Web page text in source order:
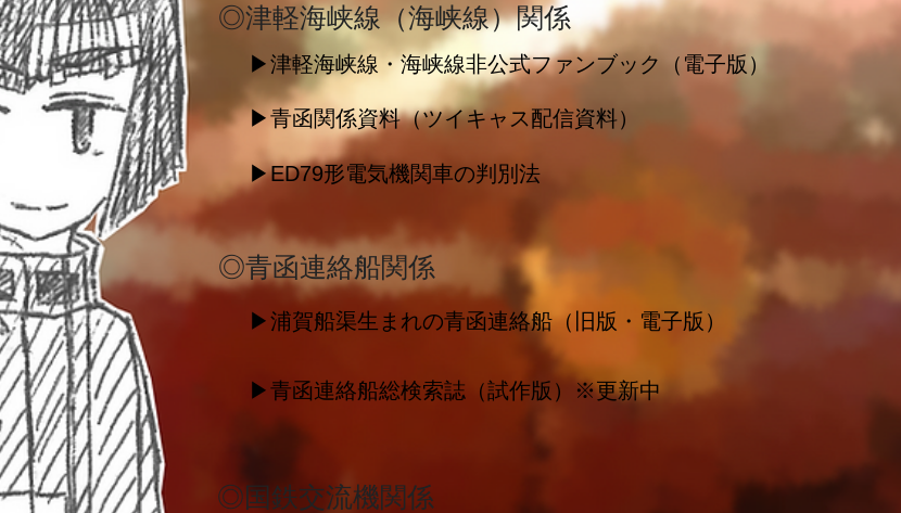
​◎津軽海峡線（海峡線）関係
▶津軽海峡線・海峡線非公式ファンブック（電子版）
▶青函関係資料（ツイキャス配信資料）
▶ED79形電気機関車の判別法
​◎青函連絡船関係
▶浦賀船渠生まれの青函連絡船（旧版・電子版）
▶青函連絡船総検索誌（試作版）※更新中
​◎国鉄交流機関係